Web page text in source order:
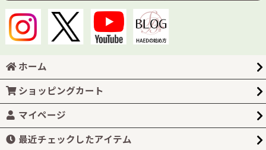
ホーム
ショッピングカート
マイページ
最近チェックしたアイテム